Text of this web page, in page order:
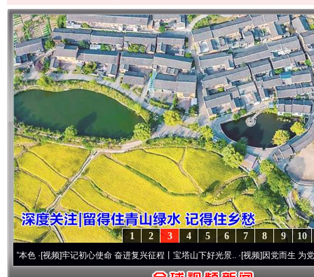
10
9
8
7
6
5
4
3
2
1
牢记初心使命 奋进复兴征程丨宝塔山下好光景..·[视频]因党而生 为党而战——百